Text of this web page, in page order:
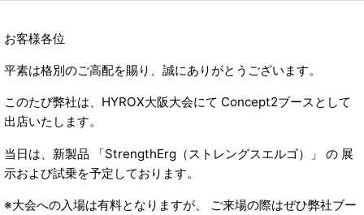
お客様各位
平素は格別のご高配を賜り、誠にありがとうございます。
このたび弊社は、HYROX大阪大会にて Concept2ブースとして
出店いたします。
当日は、新製品 「StrengthErg（ストレングスエルゴ）」 の 展
示および試乗を予定しております。
※大会への入場は有料となりますが、 ご来場の際はぜひ弊社ブー